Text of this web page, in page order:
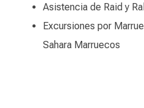
Asistencia de Raid y
Excursiones por
Sahara Marruecos